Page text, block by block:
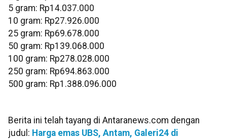
‎5 gram: Rp14.037.000
10 gram: Rp27.926.000
‎25 gram: Rp69.678.000
‎50 gram: Rp139.068.000
‎100 gram: Rp278.028.000
250 gram: Rp694.863.000
‎500 gram: Rp1.388.096.000
Berita ini telah tayang di Antaranews.com dengan
judul: Harga emas UBS, Antam, Galeri24 di